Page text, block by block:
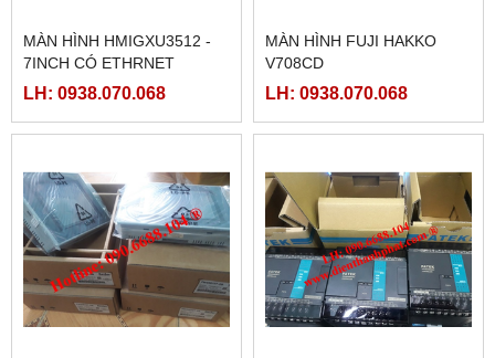
MÀN HÌNH HMIGXU3512 -
7INCH CÓ ETHRNET
LH: 0938.070.068
MÀN HÌNH FUJI HAKKO
V708CD
LH: 0938.070.068